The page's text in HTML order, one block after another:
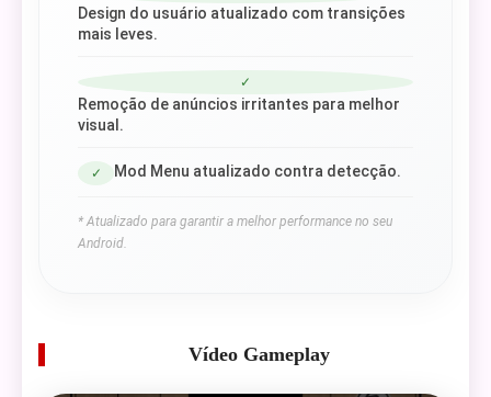
Design do usuário atualizado com transições
mais leves.
✓
Remoção de anúncios irritantes para melhor
visual.
✓ Mod Menu atualizado contra detecção.
* Atualizado para garantir a melhor performance no seu
Android.
Vídeo Gameplay